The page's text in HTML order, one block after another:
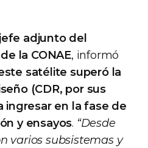
adjunto del
la CONAE, informó
satélite superó la
(CDR, por sus
ingresar en la fase de
y ensayos. “Desde
varios subsistemas y